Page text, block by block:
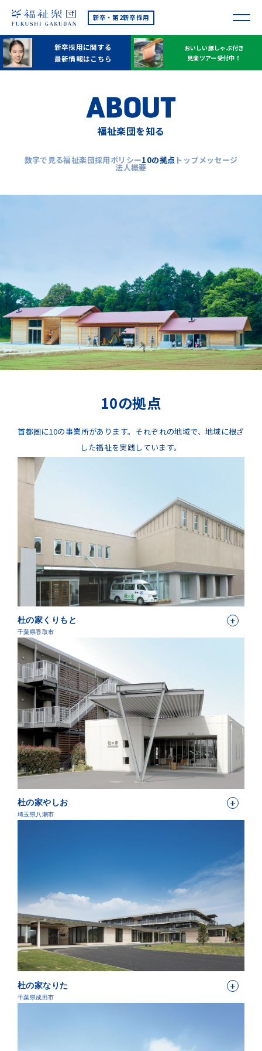
新卒・第2新卒採用
新卒採用に関する
最新情報はこちら
おいしい豚しゃぶ付き
見楽ツアー受付中！
福祉楽団を知る
数字で見る福祉楽団採用ポリシー10の拠点 トップメッセージ
法人概要
10の拠点
首都圏に10の事業所があります。 それぞれの地域で、地域に根ざ
した福祉を実践しています。
杜の家くりもと
千葉県香取市
杜の家やしお
埼玉県八潮市
杜の家なりた
千葉県成田市